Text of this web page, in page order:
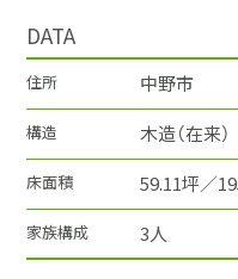
DATA
住所 中野市
構造 木造（在来）
床面積 59.11坪／
家族構成 3人